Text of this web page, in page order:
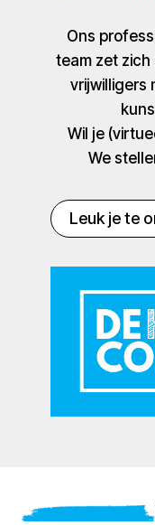
Ons
team zet
vrijwilligers
Wil je
We
Leuk je te